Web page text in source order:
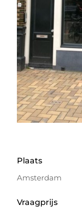
Plaats
Amsterdam
Vraagprijs